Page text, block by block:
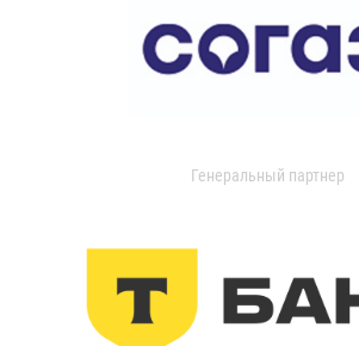
Генеральный партнер